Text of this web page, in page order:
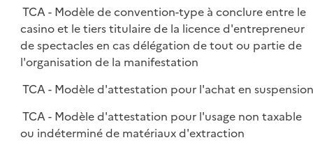
TCA - Modèle de convention-type à conclure entre le
casino et le tiers titulaire de la licence d'entrepreneur
de spectacles en cas délégation de tout ou partie de
l'organisation de la manifestation
TCA - Modèle d'attestation pour l'achat en
TCA - Modèle d'attestation pour l'usage non taxable
ou indéterminé de matériaux d'extraction